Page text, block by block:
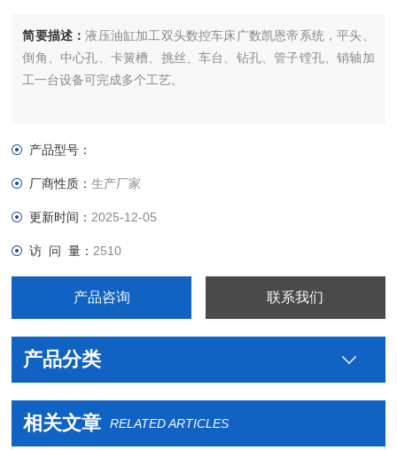
简要描述：液压油缸加工双头数控车床广数凯恩帝系统，平头、
倒角、中心孔、卡簧槽、挑丝、车台、钻孔、管子镗孔、销轴加
工一台设备可完成多个工艺。
产品型号：
厂商性质：生产厂家
更新时间： 2025-12-05
访 问 量： 2510
产品咨询 联系我们
产品分类
相关文章 RELATED ARTICLES